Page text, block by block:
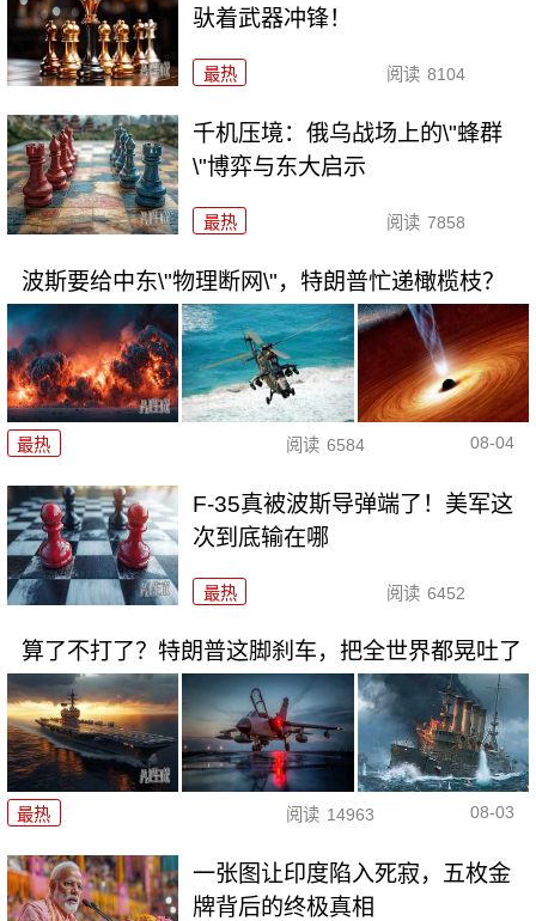
驮着武器冲锋！
最热 阅读 8104
千机压境：俄乌战场上的\"蜂群
\"博弈与东大启示
最热 阅读 7858
波斯要给中东\"物理断网\"，特朗普忙递橄榄枝？
最热 阅读 6584 08-04
F-35真被波斯导弹端了！美军这
次到底输在哪
最热 阅读 6452
算了不打了？特朗普这脚刹车，把全世界都晃吐了
最热 阅读 14963 08-03
一张图让印度陷入死寂，五枚金
牌背后的终极真相